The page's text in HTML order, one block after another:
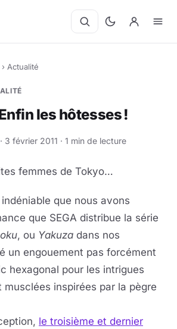
› Actualité
les hôtesses !
· 3 février 2011 · 1 min de lecture
femmes de Tokyo…
que nous avons
que SEGA distribue la série
, ou Yakuza dans nos
un engouement pas forcément
hexagonal pour les intrigues
musclées inspirées par la pègre
le troisième et dernier